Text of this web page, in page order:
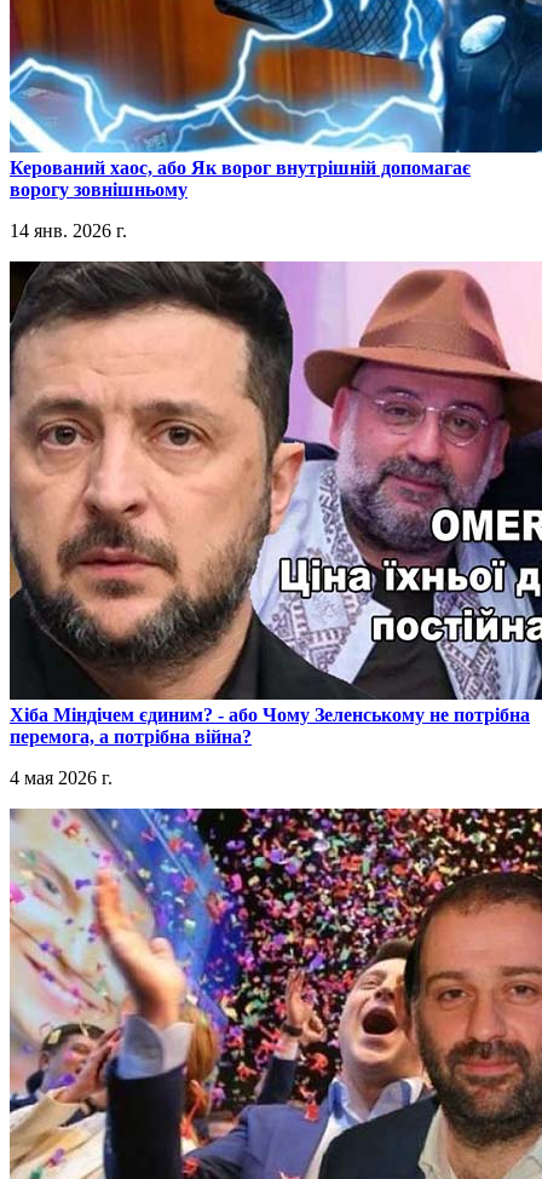
​Керований хаос, або Як ворог внутрішній допомагає
ворогу зовнішньому
14 янв. 2026 г.
​Хіба Міндічем єдиним? - або Чому Зеленському не потрібна
перемога, а потрібна війна?
4 мая 2026 г.